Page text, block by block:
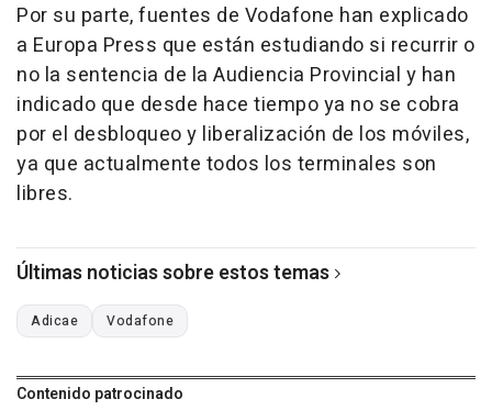
Por su parte, fuentes de Vodafone han explicado
a Europa Press que están estudiando si recurrir o
no la sentencia de la Audiencia Provincial y han
indicado que desde hace tiempo ya no se cobra
por el desbloqueo y liberalización de los móviles,
ya que actualmente todos los terminales son
libres.
Últimas noticias sobre estos temas
Adicae Vodafone
Contenido patrocinado